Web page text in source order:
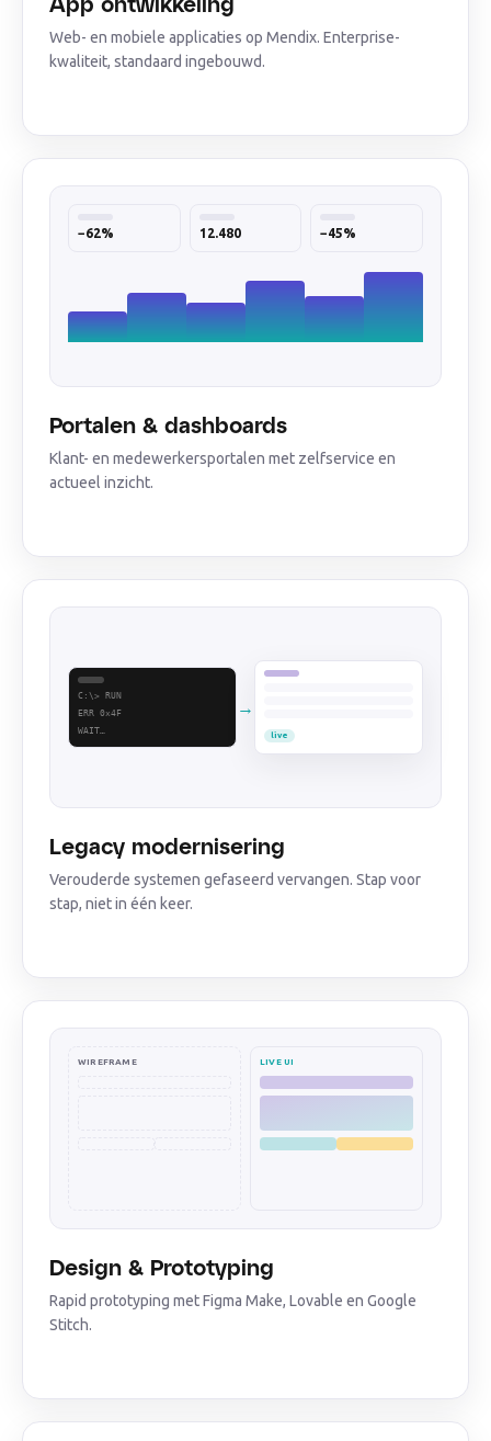
Web- en mobiele applicaties op Mendix. Enterprise-
kwaliteit, standaard ingebouwd.
−62% 12.480 −45%
Portalen & dashboards
Klant- en medewerkersportalen met zelfservice en
actueel inzicht.
C:\> RUN
ERR 0x4F
WAIT…
→
live
Legacy modernisering
Verouderde systemen gefaseerd vervangen. Stap voor
stap, niet in één keer.
WIREFRAME LIVE UI
Design & Prototyping
Rapid prototyping met Figma Make, Lovable en Google
Stitch.